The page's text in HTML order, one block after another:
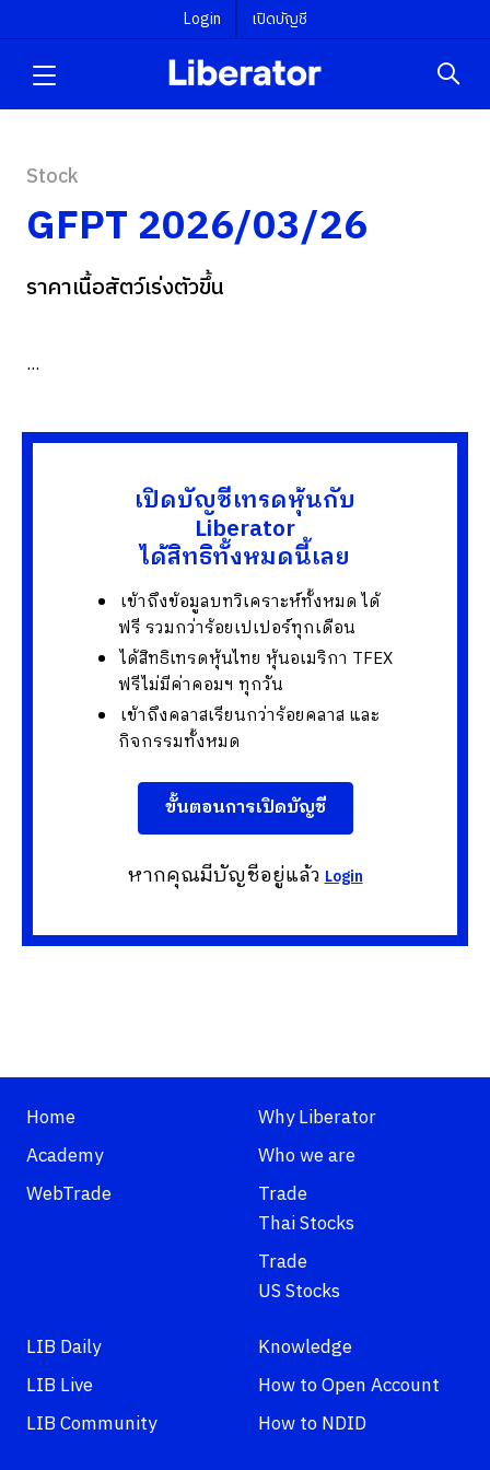
Login เปิดบัญชี
Stock
GFPT 2026/03/26
ราคาเนื้อสัตว์เร่งตัวขึ้น
...
เปิดบัญชีเทรดหุ้นกับ
Liberator
ได้สิทธิทั้งหมดนี้เลย
เข้าถึงข้อมูลบทวิเคราะห์ทั้งหมด ได้
ฟรี รวมกว่าร้อยเปเปอร์ทุกเดือน
ได้สิทธิเทรดหุ้นไทย หุ้นอเมริกา TFEX
ฟรีไม่มีค่าคอมฯ ทุกวัน
เข้าถึงคลาสเรียนกว่าร้อยคลาส และ
กิจกรรมทั้งหมด
ขั้นตอนการเปิดบัญชี
หากคุณมีบัญชีอยู่แล้วLogin
Home
Academy
WebTrade
Why Liberator
Who we are
Trade
Thai Stocks
Trade
US Stocks
LIB Daily
LIB Live
LIB Community
Knowledge
How to Open Account
How to NDID